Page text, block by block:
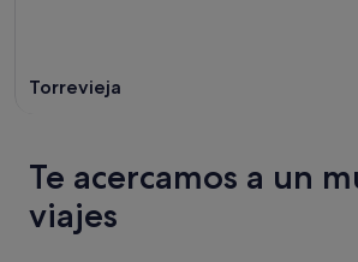
Torrevieja
Te acercamos a un
viajes